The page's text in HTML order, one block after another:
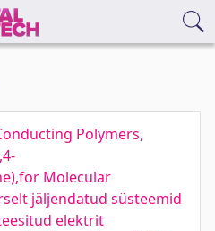
Polymers,
Molecular
jäljendatud süsteemid
elektrit